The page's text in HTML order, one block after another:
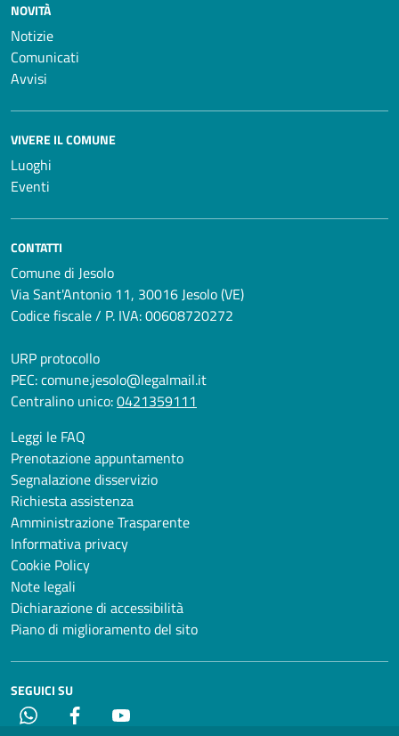
NOVITÀ
Notizie
Comunicati
Avvisi
VIVERE IL COMUNE
Luoghi
Eventi
CONTATTI
Comune di Jesolo
Via Sant'Antonio 11, 30016 Jesolo (VE)
Codice fiscale / P. IVA: 00608720272
URP protocollo
PEC:comune.jesolo@legalmail.it
Centralino unico:0421359111
Leggi le FAQ
Prenotazione appuntamento
Segnalazione disservizio
Richiesta assistenza
Amministrazione Trasparente
Informativa privacy
Cookie Policy
Note legali
Dichiarazione di accessibilità
Piano di miglioramento del sito
SEGUICI SU
Whatsapp Facebook